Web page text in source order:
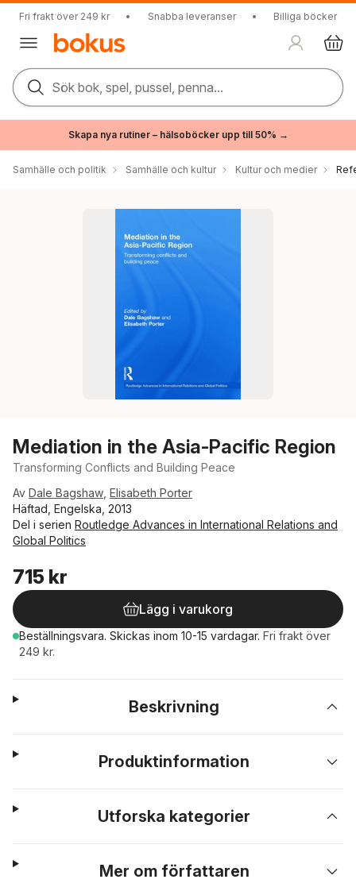
Fri frakt över 249 kr • Snabba leveranser • Billiga böcker
Sök bok, spel, pussel, penna...
Skapa nya rutiner – hälsoböcker upp till 50% →
Samhälle och politik Samhälle och kultur Kultur och medier
Mediation in the Asia-Pacific Region
Transforming Conflicts and Building Peace
Av Dale Bagshaw Elisabeth Porter
Häftad, Engelska, 2013
Del i serien Routledge Advances in International Relations and
Global Politics
715 kr
Lägg i varukorg
Beställningsvara. Skickas inom 10-15 vardagar. Fri frakt över
249 kr.
Beskrivning
Produktinformation
Utforska kategorier
Mer om författaren